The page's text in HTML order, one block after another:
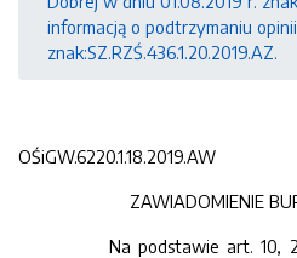
informacją o podtrzymaniu
znak:SZ.RZŚ.436.1.20.2019.AZ.
OŚiGW.6220.1.18.2019.AW
ZAWIADOMIENIE
Na podstawie art. 10, 28